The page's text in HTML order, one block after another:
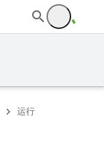
运行